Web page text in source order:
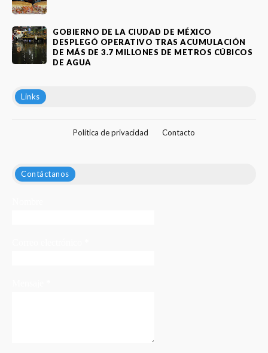
GOBIERNO DE LA CIUDAD DE MÉXICO
DESPLEGÓ OPERATIVO TRAS ACUMULACIÓN
DE MÁS DE 3.7 MILLONES DE METROS CÚBICOS
DE AGUA
Links
Política de privacidad Contacto
Contáctanos